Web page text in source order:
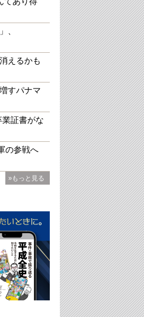
、
えるかも
すパナマ
証書がな
の参戦へ
»もっと見る